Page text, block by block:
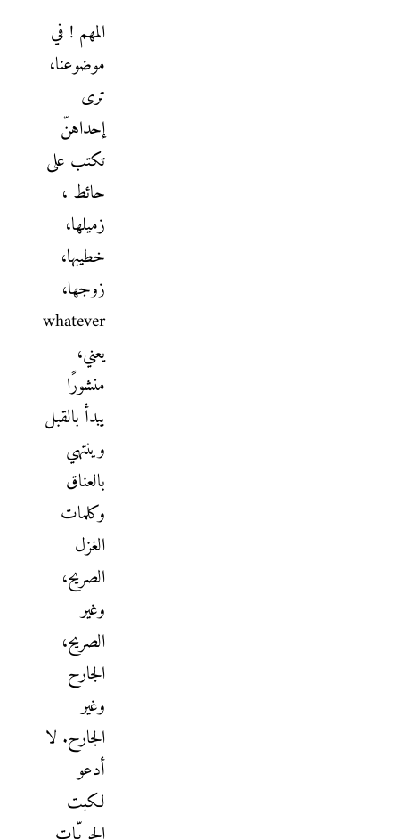
المهم ! في
موضوعنا،
ترى
إحداهنّ
تكتب على
حائط ،
زميلها،
خطيبها،
زوجها،
whatever
يعني،
منشورًا
يبدأ بالقبل
وينتهي
بالعناق
وكلمات
الغزل
الصريح،
وغير
الصريح،
الجارح
وغير
الجارح. لا
أدعو
لكبت